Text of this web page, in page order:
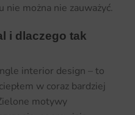
można nie zauważyć.
i dlaczego tak
interior design – to
w coraz bardziej
motywy